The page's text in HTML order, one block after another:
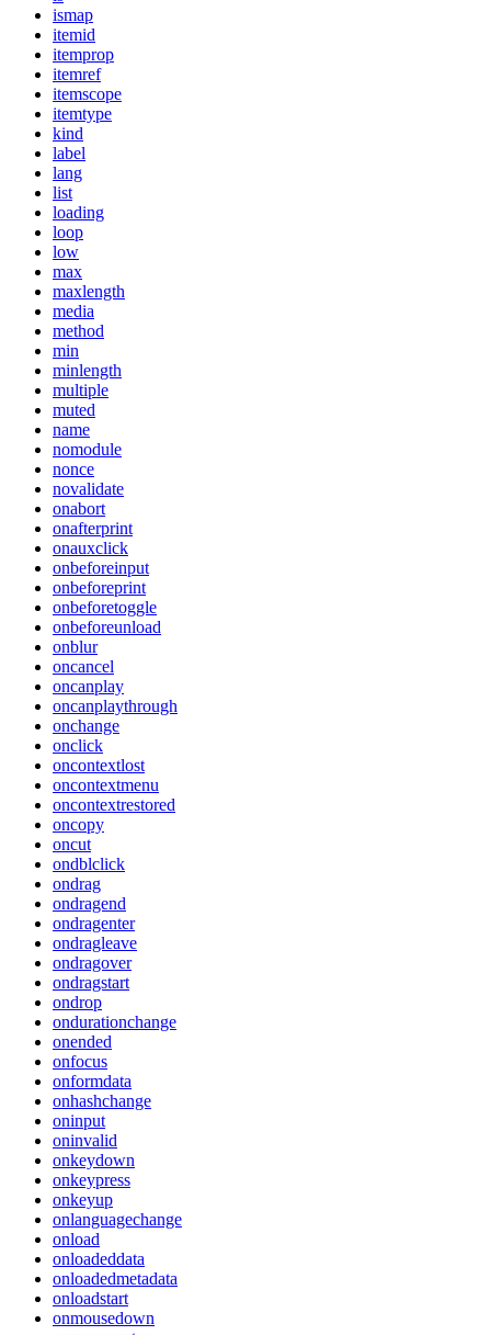
ismap
itemid
itemprop
itemref
itemscope
itemtype
kind
label
lang
list
loading
loop
low
max
maxlength
media
method
min
minlength
multiple
muted
name
nomodule
nonce
novalidate
onabort
onafterprint
onauxclick
onbeforeinput
onbeforeprint
onbeforetoggle
onbeforeunload
onblur
oncancel
oncanplay
oncanplaythrough
onchange
onclick
oncontextlost
oncontextmenu
oncontextrestored
oncopy
oncut
ondblclick
ondrag
ondragend
ondragenter
ondragleave
ondragover
ondragstart
ondrop
ondurationchange
onended
onfocus
onformdata
onhashchange
oninput
oninvalid
onkeydown
onkeypress
onkeyup
onlanguagechange
onload
onloadeddata
onloadedmetadata
onloadstart
onmousedown